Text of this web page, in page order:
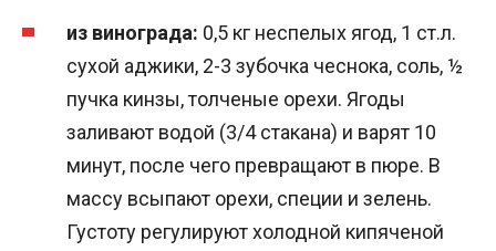
из винограда: 0,5 кг неспелых ягод, 1 ст.л.
сухой аджики, 2-3 зубочка чеснока, соль, ½
пучка кинзы, толченые орехи. Ягоды
заливают водой (3/4 стакана) и варят 10
минут, после чего превращают в пюре. В
массу всыпают орехи, специи и зелень.
Густоту регулируют холодной кипяченой